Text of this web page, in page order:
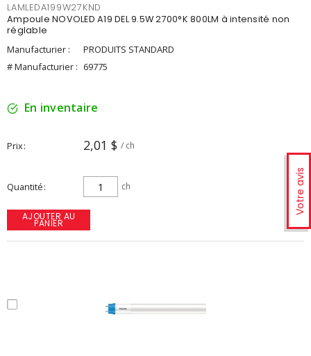
Votre avis
LAMLEDA199W27KND
Ampoule NOVOLED A19 DEL 9.5W 2700°K 800LM à intensité non
réglable
Manufacturier :
PRODUITS STANDARD
# Manufacturier : 69775
En inventaire
Prix 2,01 $ / ch
Quantité ch
AJOUTER AU
PANIER